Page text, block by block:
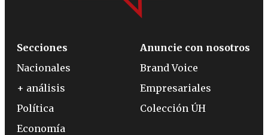
Secciones
Nacionales
+ análisis
Política
Economía
Anuncie con nosotros
Brand Voice
Empresariales
Colección ÚH